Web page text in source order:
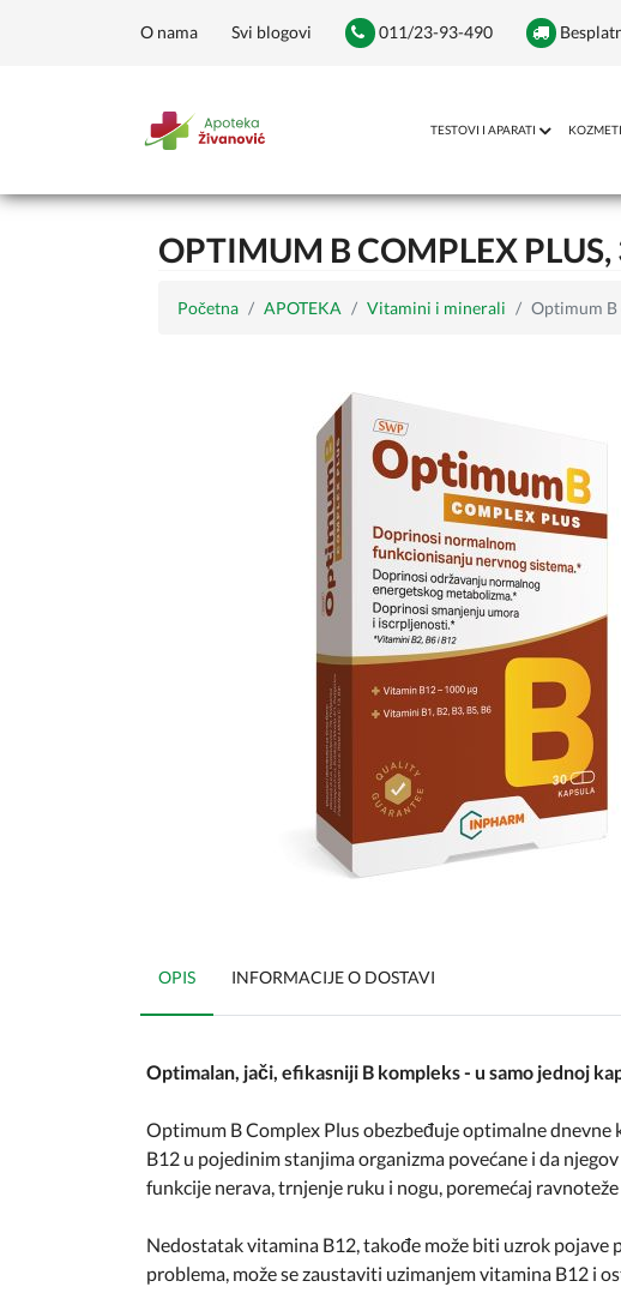
O nama Svi blogovi 011/23-93-490
TESTOVI I APARATI
OPTIMUM B COMPLEX
Početna APOTEKA Vitamini i minerali Optimum B
OPIS INFORMACIJE O DOSTAVI
Optimalan, jači, efikasniji B kompleks - u samo jednoj
Optimum B Complex Plus obezbeđuje optimalne
B12 u pojedinim stanjima organizma povećane i da
funkcije nerava, trnjenje ruku i nogu, poremećaj ravnoteže
Nedostatak vitamina B12, takođe može biti uzrok
problema, može se zaustaviti uzimanjem vitamina B12 i